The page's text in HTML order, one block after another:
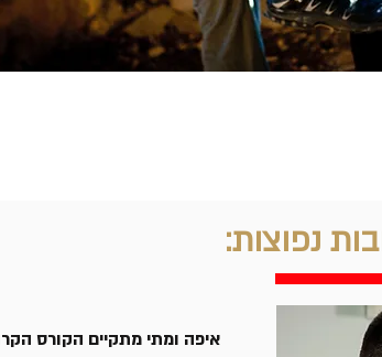
נפוצות:
איפה ומתי מתקיים הקורס